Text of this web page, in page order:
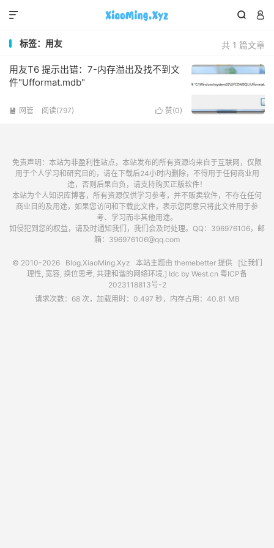
 

共 1 篇文章
标签：用友
用友T6 提示出错：7-内存溢出及找不到文
件"Ufformat.mdb"
 赞(0)
 网管 阅读(797)
免责声明：本站为非盈利性站点，本站发布的所有资源均来自于互联网，仅限
用于个人学习和研究目的，请在下载后24小时内删除，不得用于任何商业用
途，否则后果自负，请支持购买正版软件！
本站为个人知识库博客，所有资源仅供学习参考，并不贩卖软件，不存在任何
商业目的及用途，如果您访问和下载此文件，表示您同意只将此文件用于参
考、学习而非其他用途。
如侵犯到您的权益，请及时通知我们，我们会及时处理。QQ：396976106，邮
箱：396976106@qq.com
© 2010-2026 Blog.XiaoMing.Xyz 本站主题由 themebetter提供 [让我们
理性, 宽容, 换位思考, 共建和谐的网络环境.] Idc by West.cn 粤ICP备
2023118813号-2
请求次数：68 次，加载用时：0.497 秒，内存占用：40.81 MB